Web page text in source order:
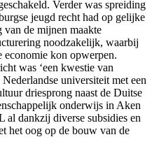
Verder was spreiding
jeugd recht had op gelijke
de mijnen maakte
noodzakelijk, waarbij
economie kon opwerpen.
was ‘een kwestie van
universiteit met een
driesprong naast de Duitse
onderwijs in Aken
dankzij diverse subsidies en
het oog op de bouw van de